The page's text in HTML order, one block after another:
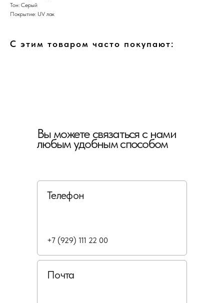
Тон: Серый
Покрытие: UV лак
С этим товаром часто покупают:
Вы можете связаться с нами
любым удобным способом
Телефон
Почта
+7 (929) 111 22 00